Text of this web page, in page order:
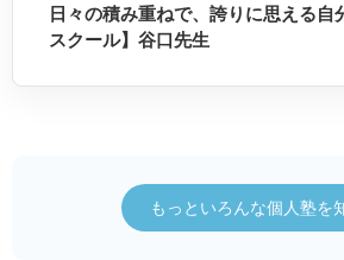
日々の積み重ねで、誇りに思える自
スクール】谷口先生
もっといろんな個人塾を